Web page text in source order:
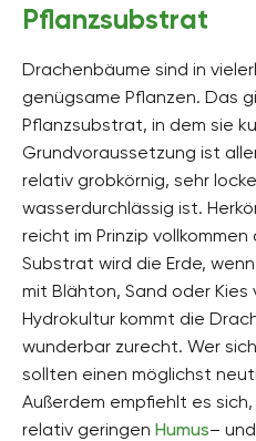
Pflanzsubstrat
Drachenbäume sind in
genügsame Pflanzen. Das
Pflanzsubstrat, in dem sie
Grundvoraussetzung ist
relativ grobkörnig, sehr
wasserdurchlässig ist.
reicht im Prinzip
Substrat wird die Erde,
mit Blähton, Sand oder
Hydrokultur kommt die
wunderbar zurecht. Wer
sollten einen möglichst
Außerdem empfiehlt es
relativ geringen Humus–